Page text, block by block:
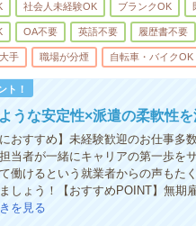
社会人未経験OK ブランクOK
OA不要 英語不要 履歴書不要
大手 職場が分煙 自転車・バイクOK
ト！
うな安定性×派遣の柔軟性を
におすすめ】未経験歓迎のお仕事
当者が一緒にキャリアの第一歩を
働けるという就業者からの声もた
しょう！【おすすめPOINT】無期
を見る